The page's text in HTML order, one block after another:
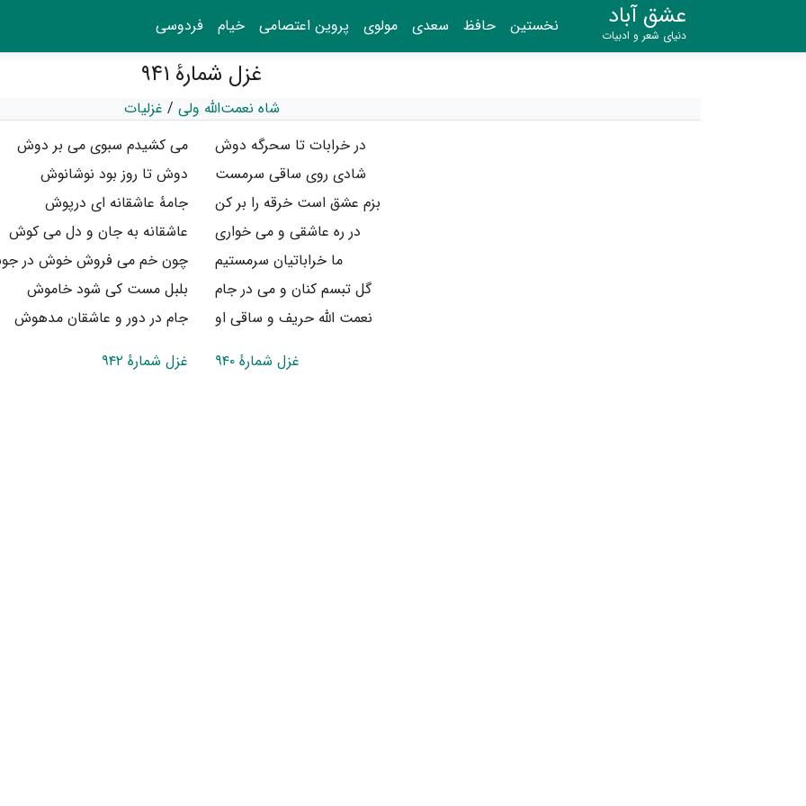
عشق آباد
دنیای شعر و ادبیات نخستین حافظ سعدی مولوی پروین اعتصامی خیام فردوسی
غزل شمارهٔ ۹۴۱
شاه نعمت‌الله ولی / غزلیات
در خرابات تا سحرگه دوش
می کشیدم سبوی می بر دوش
شادی روی ساقی سرمست
دوش تا روز بود نوشانوش
بزم عشق است خرقه را بر کن
جامهٔ عاشقانه ای درپوش
در ره عاشقی و می خواری
عاشقانه به جان و دل می کوش
ما خراباتیان سرمستیم
چون خم می فروش خوش در
گل تبسم کنان و می در جام
بلبل مست کی شود خاموش
نعمت الله حریف و ساقی او
جام در دور و عاشقان مدهوش
غزل شمارهٔ ۹۴۰
غزل شمارهٔ ۹۴۲